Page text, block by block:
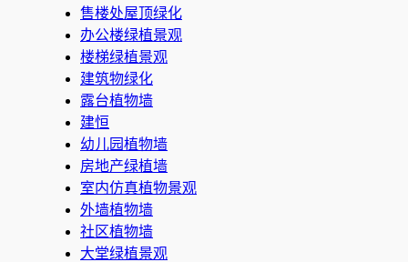
售楼处屋顶绿化
办公楼绿植景观
楼梯绿植景观
建筑物绿化
露台植物墙
建恒
幼儿园植物墙
房地产绿植墙
室内仿真植物景观
外墙植物墙
社区植物墙
大堂绿植景观